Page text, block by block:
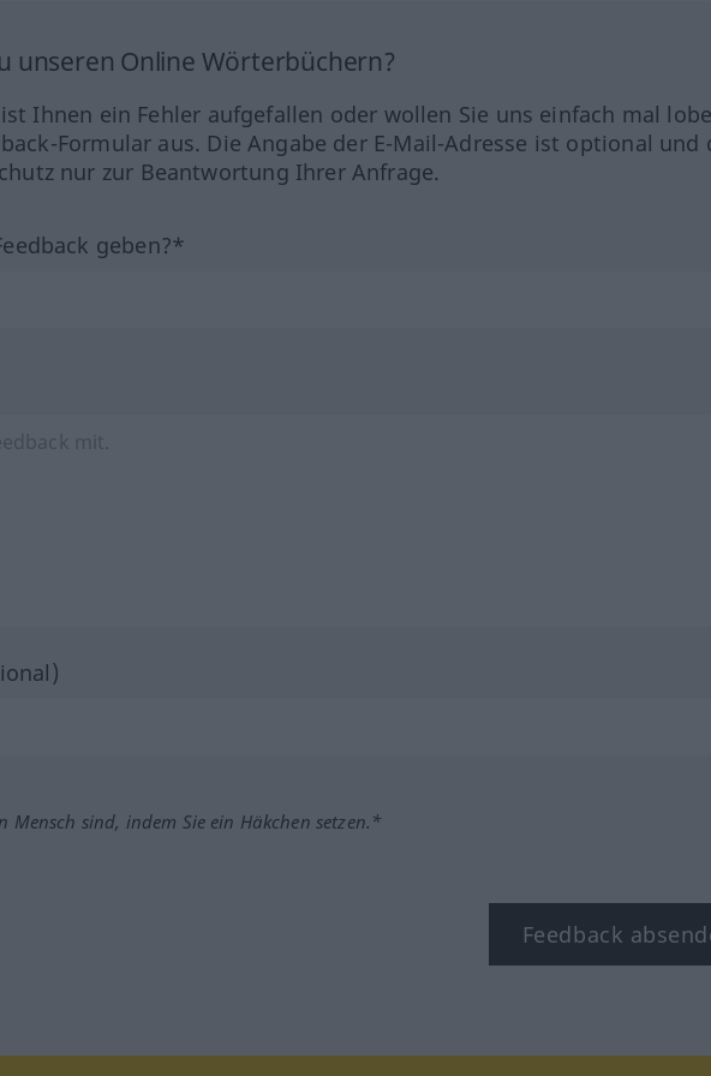
unseren Online Wörterbüchern?
Ihnen ein Fehler aufgefallen oder wollen Sie uns einfach mal
Formular aus. Die Angabe der E-Mail-Adresse ist optional und
nur zur Beantwortung Ihrer Anfrage.
geben?*
Mensch sind, indem Sie ein Häkchen setzen.*
Feedback